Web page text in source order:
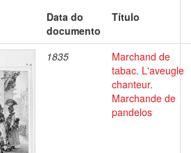
Data do
documento
Título
1835
Marchand de
tabac. L'aveugle
chanteur.
Marchande de
pandelos